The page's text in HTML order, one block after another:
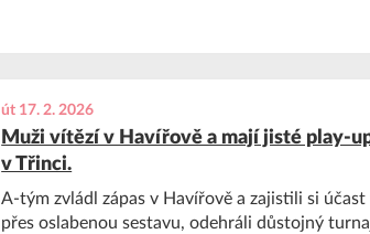
út 17. 2. 2026
Muži vítězí v Havířově a mají jisté play-
v Třinci.
A-tým zvládl zápas v Havířově a zajistili si
přes oslabenou sestavu, odehráli důstojný